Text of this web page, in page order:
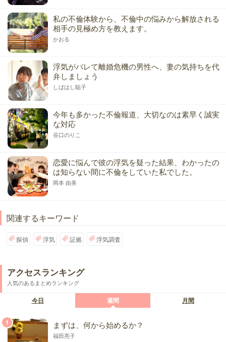
私の不倫体験から、不倫中の悩みから解放される
相手の見極め方を教えます。
かおる
浮気がバレて離婚危機の男性へ、妻の気持ちを代
弁しましょう
しばはし聡子
今年も多かった不倫報道、大切なのは素早く誠実
な対応
谷口のりこ
恋愛に悩んで彼の浮気を疑った結果、わかったの
は知らない間に不倫をしていた私でした。
岡本 由美
関連するキーワード
探偵 浮気 証拠 浮気調査
アクセスランキング
人気のあるまとめランキング
今日 週間 月間
1 まずは、何から始めるか？
福田亮子